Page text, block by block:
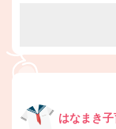
はなまき